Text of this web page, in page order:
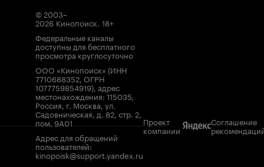
© 2003–
2026 Кинопоиск. 18+
Федеральные каналы
доступны для бесплатного
просмотра круглосуточно
ООО «Кинопоиск» (ИНН
7710688352, ОГРН
1077759854919), адрес
местонахождения: 115035,
Россия, г. Москва, ул.
Садовническая, д. 82, стр. 2,
пом. 9А01
Адрес для обращений
пользователей:
kinopoisk@support.yandex.ru
Проект
компании
Соглашение